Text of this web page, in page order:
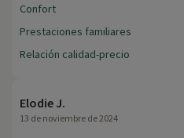
Confort
Prestaciones familiares
Relación calidad-precio
Elodie J.
13 de noviembre de 2024